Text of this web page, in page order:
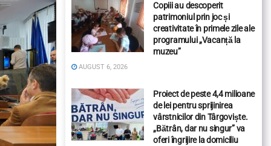
Copiii au descoperit
patrimoniul prin joc și
creativitate în primele zile ale
programului „Vacanță la
muzeu”
AUGUST 6, 2026
Proiect de peste 4,4 milioane
de lei pentru sprijinirea
vârstnicilor din Târgoviște.
„Bătrân, dar nu singur” va
oferi îngrijire la domiciliu